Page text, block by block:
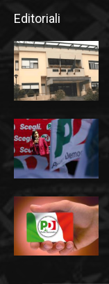
Editoriali